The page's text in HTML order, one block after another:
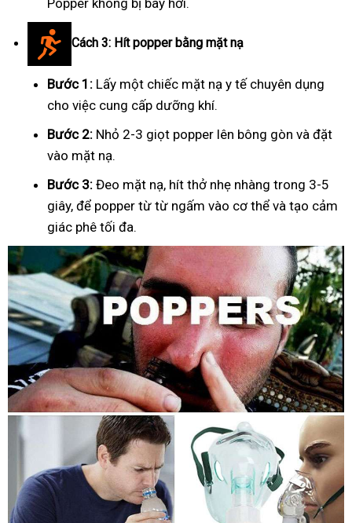
Cách 3: Hít popper bằng mặt nạ
Bước 1: Lấy một chiếc mặt nạ y tế chuyên dụng
cho việc cung cấp dưỡng khí.
Bước 2: Nhỏ 2-3 giọt popper lên bông gòn và đặt
vào mặt nạ.
Bước 3: Đeo mặt nạ, hít thở nhẹ nhàng trong 3-5
giây, để popper từ từ ngấm vào cơ thể và tạo cảm
giác phê tối đa.